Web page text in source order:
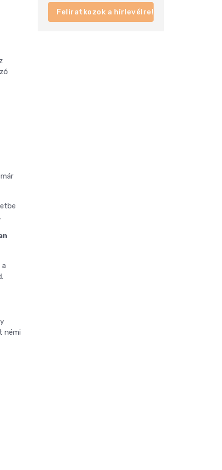
némi
Feliratkozok a hírlevélre!